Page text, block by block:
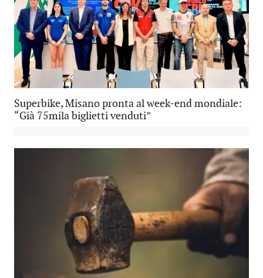
Superbike, Misano pronta al week-end mondiale:
“Già 75mila biglietti venduti”